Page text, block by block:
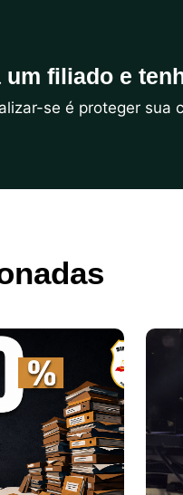
um filiado e
se é proteger sua